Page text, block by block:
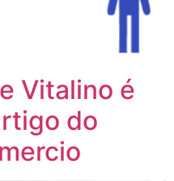
Vitalino é
do